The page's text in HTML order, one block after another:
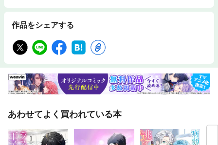
作品をシェアする
あわせてよく買われている本